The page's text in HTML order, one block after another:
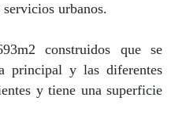
urbanos.
construidos que se
principal y las diferentes
y tiene una superficie